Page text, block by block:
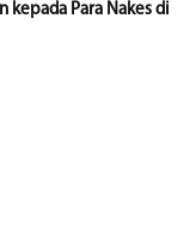
kepada Para Nakes di